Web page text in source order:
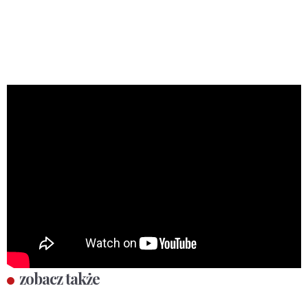
zobacz także